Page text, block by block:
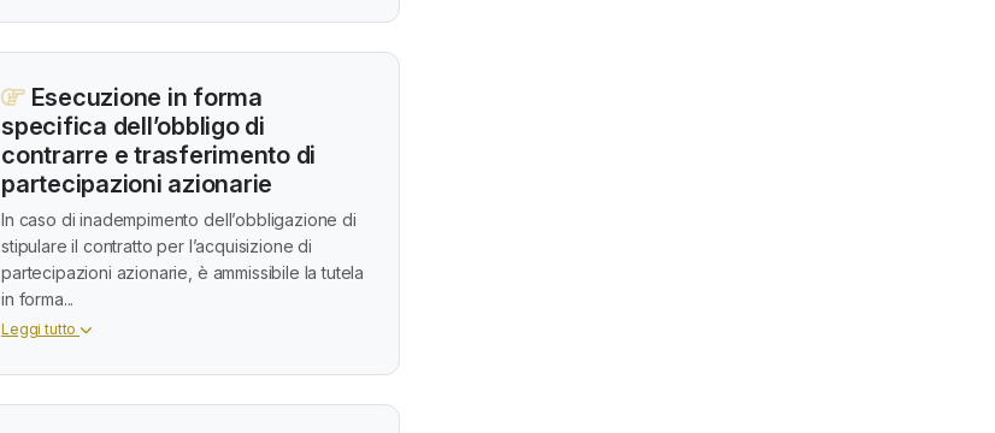
Esecuzione in forma
specifica dell’obbligo di
contrarre e trasferimento di
partecipazioni azionarie
In caso di inadempimento dell’obbligazione di
stipulare il contratto per l’acquisizione di
partecipazioni azionarie, è ammissibile la tutela
in forma...
Leggi tutto